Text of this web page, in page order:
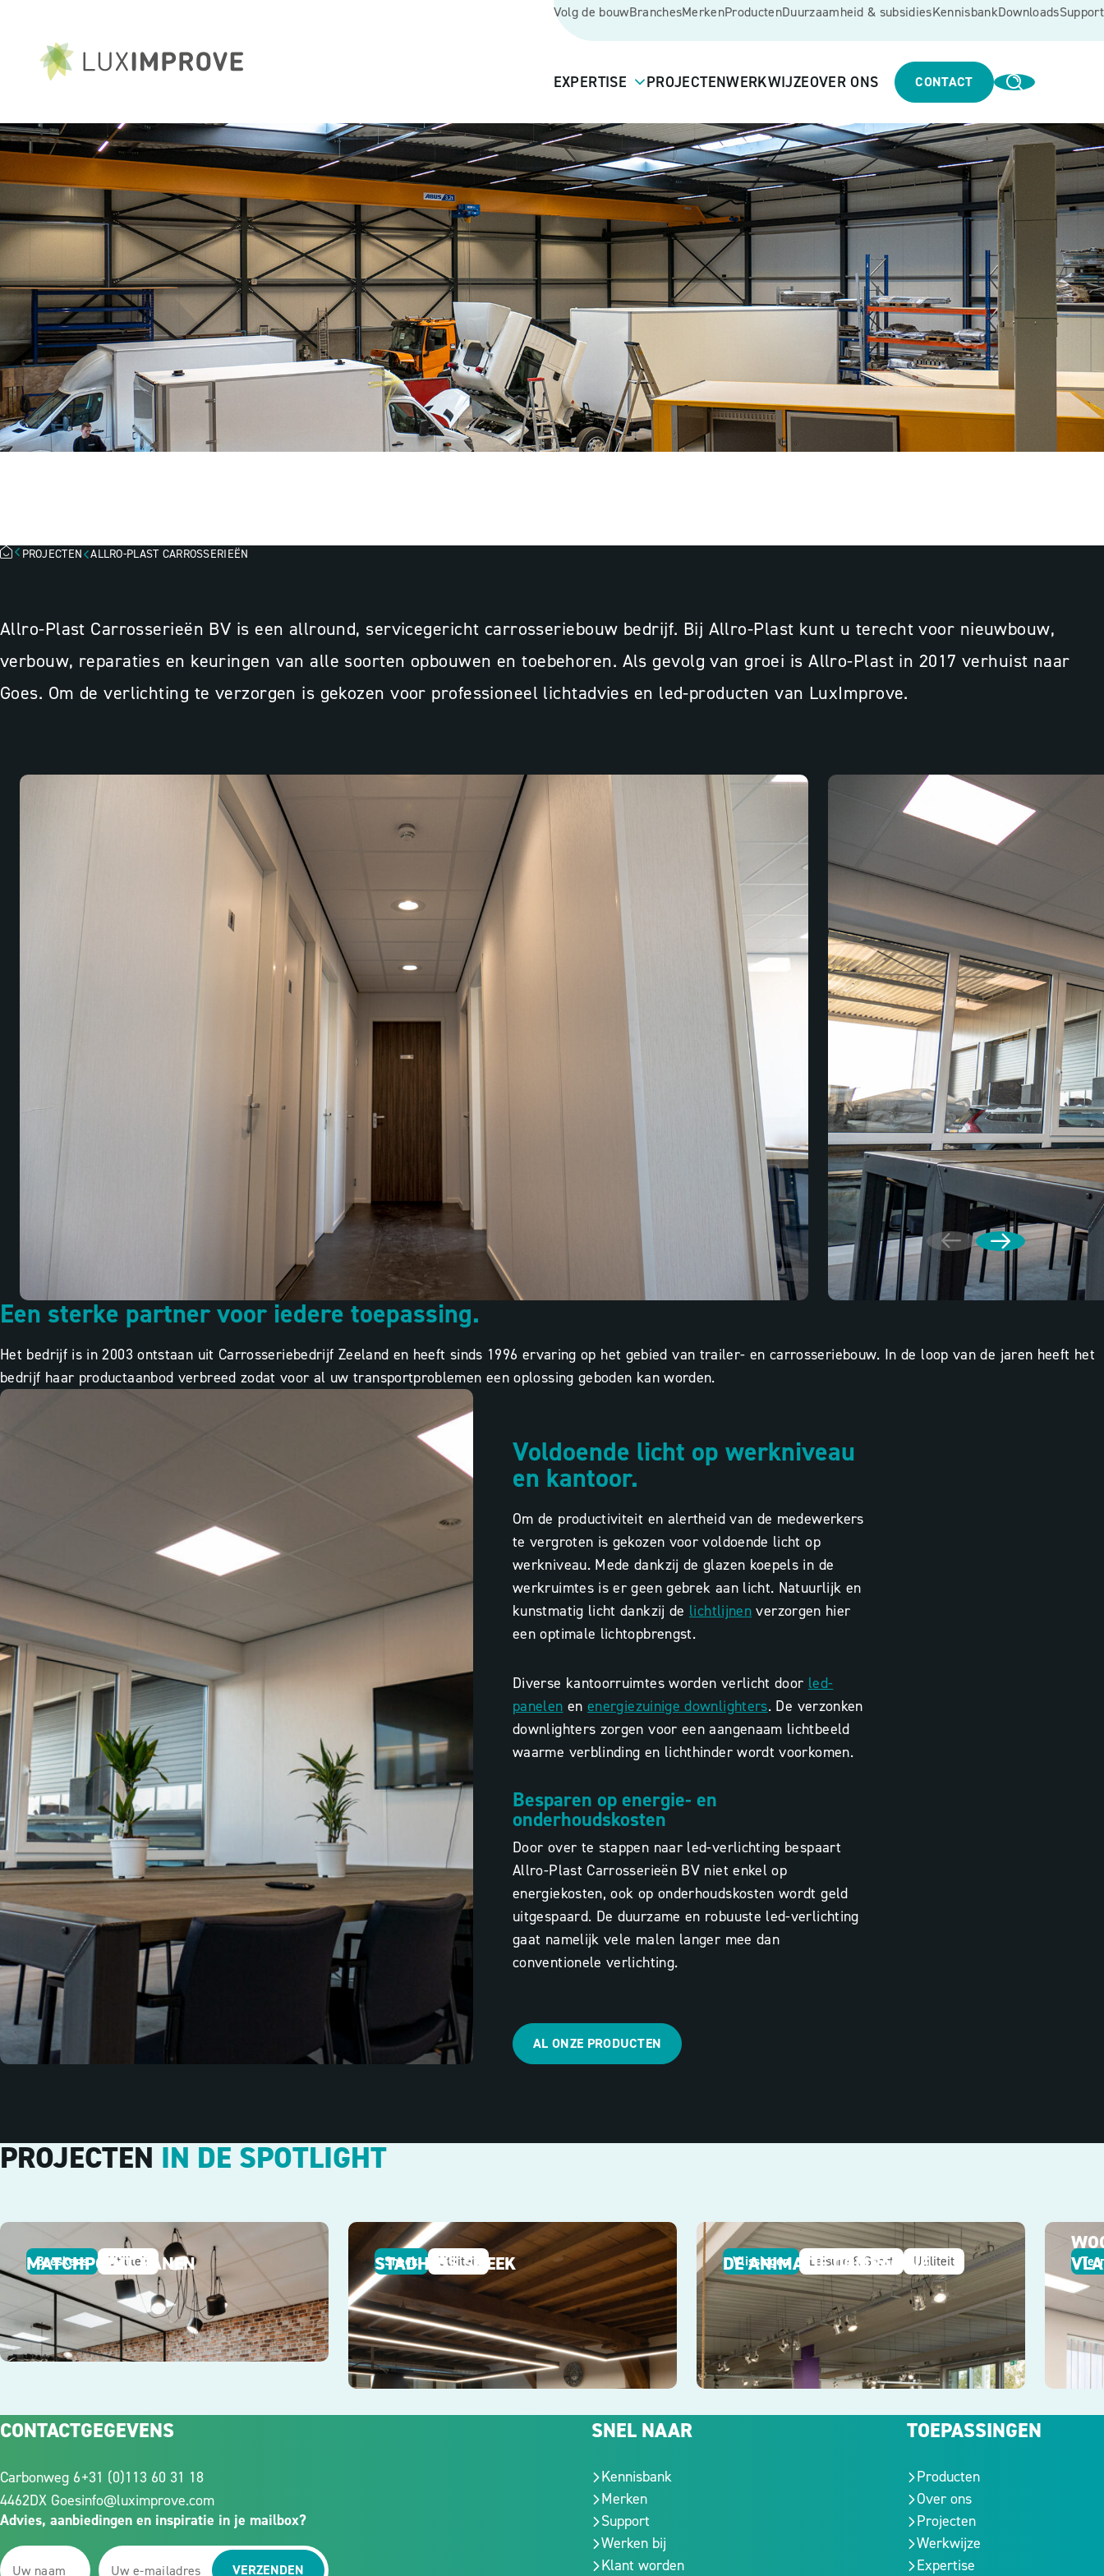
Volg de bouwBranchesMerkenProductenDuurzaamheid & subsidiesKennisbankDownloadsSupport
EXPERTISE PROJECTENWERKWIJZEOVER ONS CONTACT
PROJECTEN ALLRO-PLAST CARROSSERIEËN
Allro-Plast Carrosserieën BV is een allround, servicegericht carrosseriebouw bedrijf. Bij Allro-Plast kunt u terecht voor nieuwbouw,
verbouw, reparaties en keuringen van alle soorten opbouwen en toebehoren. Als gevolg van groei is Allro-Plast in 2017 verhuist naar
Goes. Om de verlichting te verzorgen is gekozen voor professioneel lichtadvies en led-producten van LuxImprove.
Een sterke partner voor iedere toepassing.
Het bedrijf is in 2003 ontstaan uit Carrosseriebedrijf Zeeland en heeft sinds 1996 ervaring op het gebied van trailer- en carrosseriebouw. In de loop van de jaren heeft het
bedrijf haar productaanbod verbreed zodat voor al uw transportproblemen een oplossing geboden kan worden.
Voldoende licht op werkniveau
en kantoor.
Om de productiviteit en alertheid van de medewerkers
te vergroten is gekozen voor voldoende licht op
werkniveau. Mede dankzij de glazen koepels in de
werkruimtes is er geen gebrek aan licht. Natuurlijk en
kunstmatig licht dankzij de lichtlijnen verzorgen hier
een optimale lichtopbrengst.
Diverse kantoorruimtes worden verlicht door led-
panelen en energiezuinige downlighters. De verzonken
downlighters zorgen voor een aangenaam lichtbeeld
waarme verblinding en lichthinder wordt voorkomen.
Besparen op energie- en
onderhoudskosten
Door over te stappen naar led-verlichting bespaart
Allro-Plast Carrosserieën BV niet enkel op
energiekosten, ook op onderhoudskosten wordt geld
uitgespaard. De duurzame en robuuste led-verlichting
gaat namelijk vele malen langer mee dan
conventionele verlichting.
AL ONZE PRODUCTEN
PROJECTEN IN DE SPOTLIGHT
Breskens Utiliteit
MATCHPOINT BANEN Sneek Utiliteit
STADHUIS SNEEK Vlissingen Leisure & Sport Utiliteit
DE ANIMATIE COMPAGNIE
CONTACTGEGEVENS
Carbonweg 6
4462DX Goes
+31 (0)113 60 31 18
info@luximprove.com
Advies, aanbiedingen en inspiratie in je mailbox?
VERZENDEN
SNEL NAAR
Kennisbank
Merken
Support
Werken bij
Klant worden
TOEPASSINGEN
Producten
Over ons
Projecten
Werkwijze
Expertise